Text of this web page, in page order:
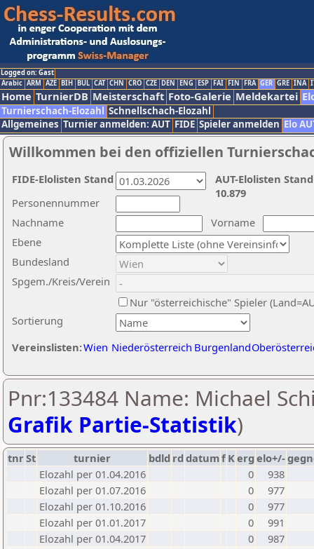
Logged on: Gast
Arabic ARM AZE BIH BUL CAT CHN CRO CZE DEN ENG ESP FAI FIN FRA GER GRE INA
Home TurnierDB Meisterschaft Foto-Galerie Meldekartei
Turnierschach-Elozahl Schnellschach-Elozahl
Allgemeines Turnier anmelden: AUT FIDE Spieler anmelden Elo
Willkommen bei den offiziellen
Nachname
Vorname
Ebene
Sortierung
Personennummer
Bundesland
Spgem./Kreis/Verein
Nur "österreichische" Spieler
Vereinslisten:Wien Niederösterreich Burgenland
AUT-Elolisten
10.879
FIDE-Elolisten Stand
Pnr:133484 Name: Michael
Grafik Partie-Statistik)
tnrSt turnier bdld rd datumf Kerg elo+/-
Elozahl per 01.04.2016
0
938
Elozahl per 01.07.2016
0
977
Elozahl per 01.10.2016
0
977
Elozahl per 01.01.2017
0
991
Elozahl per 01.04.2017
0
987